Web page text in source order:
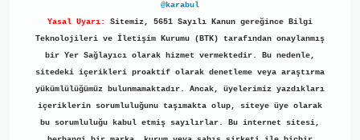
@karabul
Yasal Uyarı:
Sitemiz, 5651 Sayılı Kanun gereğince Bilgi
Teknolojileri ve İletişim Kurumu (BTK) tarafından onaylanmış
bir Yer Sağlayıcı olarak hizmet vermektedir. Bu nedenle,
sitedeki içerikleri proaktif olarak denetleme veya araştırma
yükümlülüğümüz bulunmamaktadır. Ancak, üyelerimiz yazdıkları
içeriklerin sorumluluğunu taşımakta olup, siteye üye olarak
bu sorumluluğu kabul etmiş sayılırlar. Bu internet sitesi,